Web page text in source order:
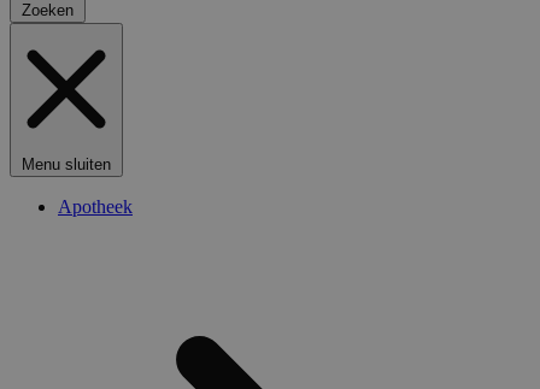
Zoeken
Menu sluiten
Apotheek